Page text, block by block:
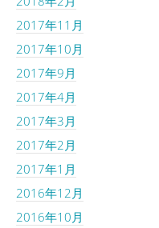
2017年11月
2017年10月
2017年9月
2017年4月
2017年3月
2017年2月
2017年1月
2016年12月
2016年10月